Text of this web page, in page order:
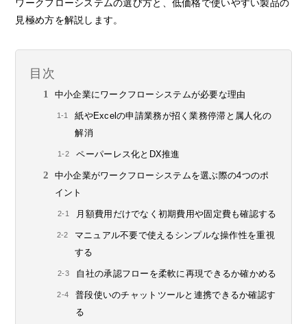
ワークフローシステムの選び方と、低価格で使いやすい製品の
見極め方を解説します。
目次
中小企業にワークフローシステムが必要な理由
紙やExcelの申請業務が招く業務停滞と属人化の
解消
ペーパーレス化とDX推進
中小企業がワークフローシステムを選ぶ際の4つのポ
イント
月額費用だけでなく初期費用や固定費も確認する
マニュアル不要で使えるシンプルな操作性を重視
する
自社の承認フローを柔軟に再現できるか確かめる
普段使いのチャットツールと連携できるか確認す
る